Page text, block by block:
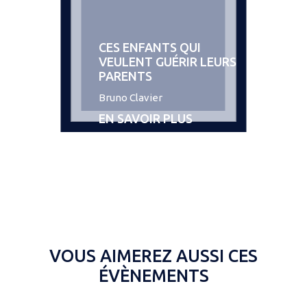
CES ENFANTS QUI
VEULENT GUÉRIR LEURS
PARENTS
Bruno Clavier
EN SAVOIR PLUS
VOUS AIMEREZ AUSSI CES
ÉVÈNEMENTS